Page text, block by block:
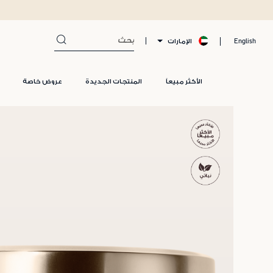
English الإمارات
الأكثر مبيعاً المنتجات الجديدة عروض خاصة